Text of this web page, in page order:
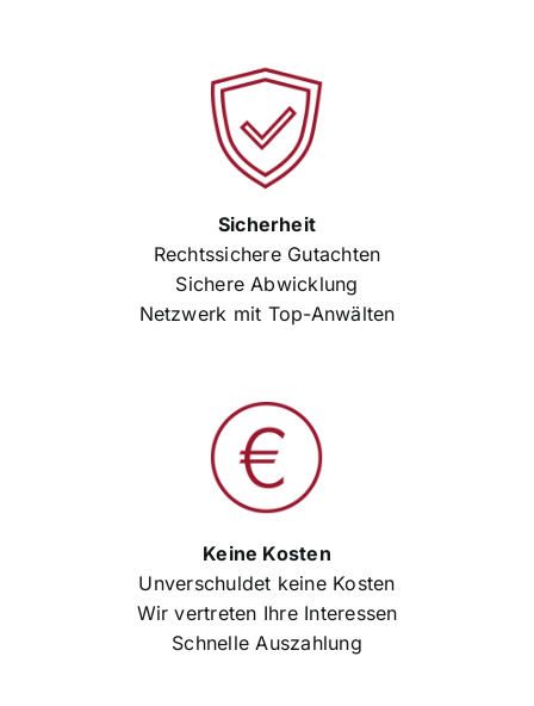
Sicherheit
Rechtssichere Gutachten
Sichere Abwicklung
Netzwerk mit Top-Anwälten
Keine Kosten
Unverschuldet keine Kosten
Wir vertreten Ihre Interessen
Schnelle Auszahlung